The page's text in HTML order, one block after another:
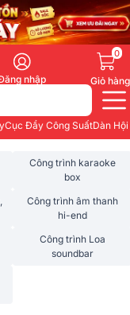
nhập
0
Giỏ hàng
Cục Đẩy Công SuấtDàn
Công trình karaoke
box
Công trình âm thanh
hi-end
Công trình Loa
soundbar